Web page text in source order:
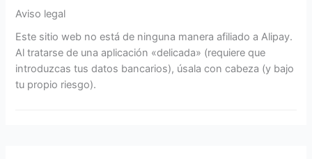
EUR – La mayoría de países europeos
JPY – Japón
NZD – Nueva Zelanda
Aviso legal
Este sitio web no está de ninguna manera afiliado a Alipay.
Al tratarse de una aplicación «delicada» (requiere que
introduzcas tus datos bancarios), úsala con cabeza (y bajo
tu propio riesgo).